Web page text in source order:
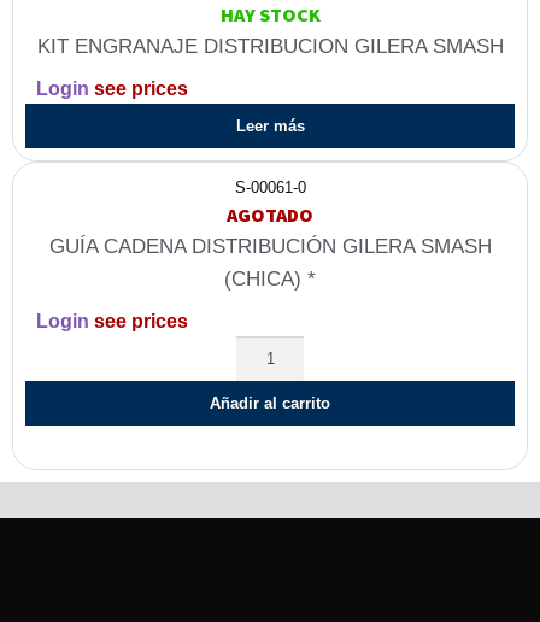
HAY STOCK
KIT ENGRANAJE DISTRIBUCION GILERA SMASH
Login see prices
Leer más
S-00061-0
AGOTADO
GUÍA CADENA DISTRIBUCIÓN GILERA SMASH
(CHICA) *
Login see prices
Añadir al carrito